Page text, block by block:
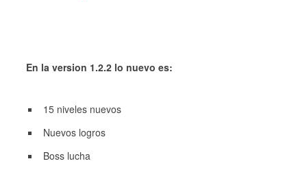
En la version 1.2.2 lo nuevo es:
15 niveles nuevos
Nuevos logros
Boss lucha